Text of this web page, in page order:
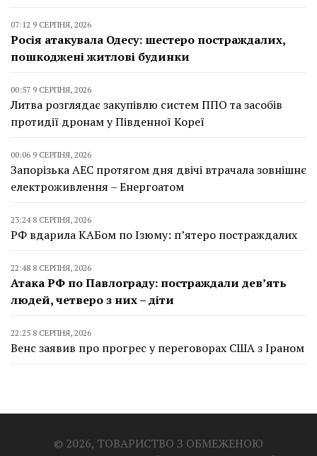
07:12 9 СЕРПНЯ, 2026
Росія атакувала Одесу: шестеро постраждалих,
пошкоджені житлові будинки
00:57 9 СЕРПНЯ, 2026
Литва розглядає закупівлю систем ППО та засобів
протидії дронам у Південної Кореї
00:06 9 СЕРПНЯ, 2026
Запорізька АЕС протягом дня двічі втрачала зовнішнє
електроживлення – Енергоатом
23:24 8 СЕРПНЯ, 2026
РФ вдарила КАБом по Ізюму: п’ятеро постраждалих
22:48 8 СЕРПНЯ, 2026
Атака РФ по Павлограду: постраждали дев’ять
людей, четверо з них – діти
22:25 8 СЕРПНЯ, 2026
Венс заявив про прогрес у переговорах США з Іраном
© 2026, ТОВАРИСТВО З ОБМЕЖЕНОЮ